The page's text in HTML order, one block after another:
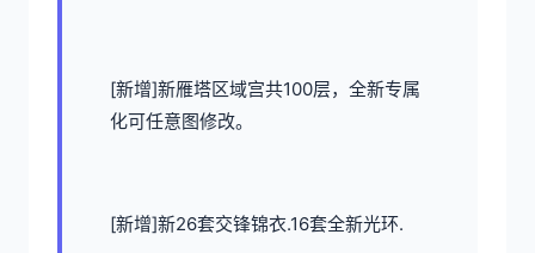
[新增]新雁塔区域宫共100层，全新专属
化可任意图修改。
[新增]新26套交锋锦衣.16套全新光环.